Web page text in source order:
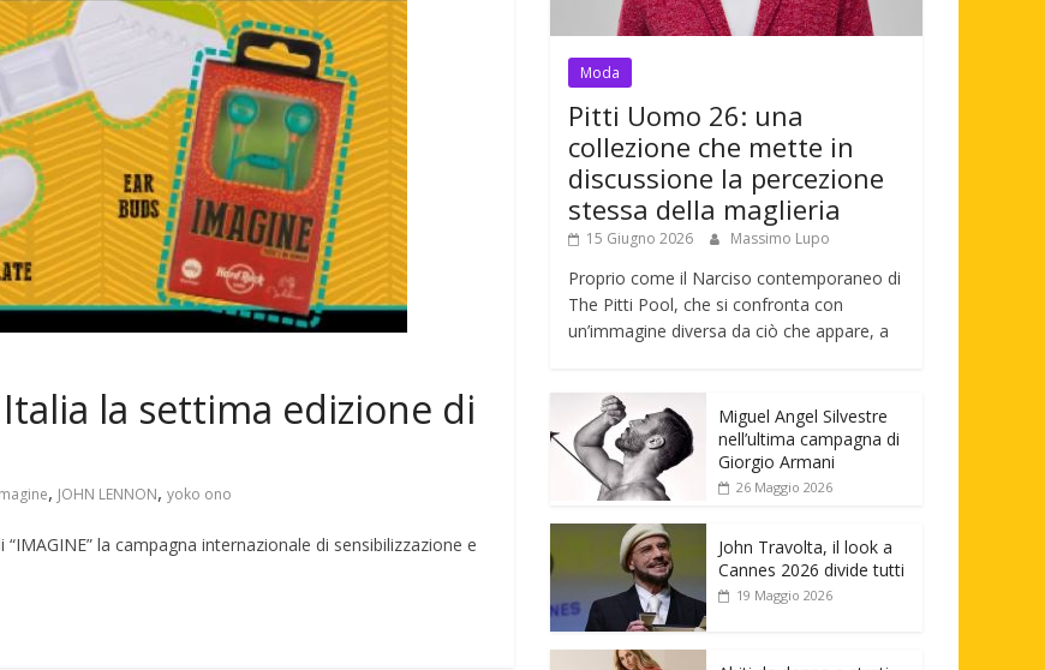
la settima edizione di
, JOHN LENNON, yoko ono
la campagna internazionale di sensibilizzazione e
Moda
Pitti Uomo 26: una
collezione che mette in
discussione la percezione
stessa della maglieria
15 Giugno 2026 Massimo Lupo
Proprio come il Narciso contemporaneo di
The Pitti Pool, che si confronta con
un’immagine diversa da ciò che appare, a
Miguel Angel Silvestre
nell’ultima campagna di
Giorgio Armani
26 Maggio 2026
John Travolta, il look a
Cannes 2026 divide tutti
19 Maggio 2026